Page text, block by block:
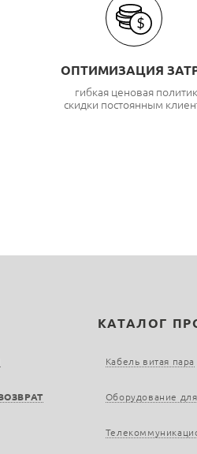
ОПТИМИЗАЦИЯ
гибкая ценовая
скидки постоянным
КАТАЛОГ
Кабель витая пара
Оборудование